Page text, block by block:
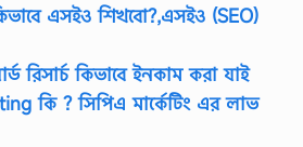
এসইও শিখবো?,এসইও (SEO)
রিসার্চ কিভাবে ইনকাম করা যাই
কি ? সিপিএ মার্কেটিং এর লাভ